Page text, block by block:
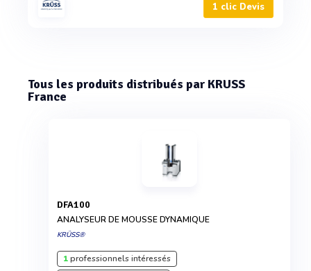
1 clic Devis
Tous les produits distribués par KRUSS
France
DFA100
ANALYSEUR DE MOUSSE DYNAMIQUE
KRÜSS®
1professionnels intéressés